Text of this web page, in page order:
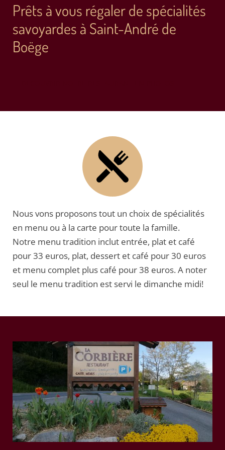
Prêts à vous régaler de spécialités
savoyardes à Saint-André de
Boëge
Nous vons proposons tout un choix de spécialités
en menu ou à la carte pour toute la famille.
Notre menu tradition inclut entrée, plat et café
pour 33 euros, plat, dessert et café pour 30 euros
et menu complet plus café pour 38 euros. A noter
seul le menu tradition est servi le dimanche midi!